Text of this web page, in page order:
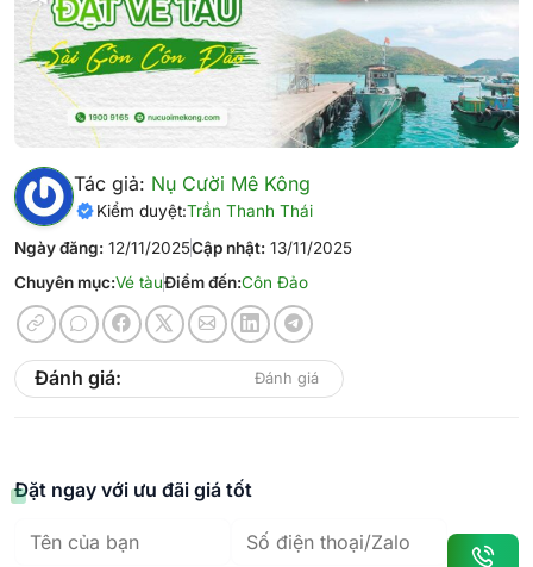
Tác giả: Nụ Cười Mê Kông
Kiểm duyệt:Trần Thanh Thái
Ngày đăng: 12/11/2025Cập nhật: 13/11/2025
Chuyên mục:Vé tàuĐiểm đến:Côn Đảo
Đánh giá: Đánh giá
Đặt ngay với ưu đãi giá tốt